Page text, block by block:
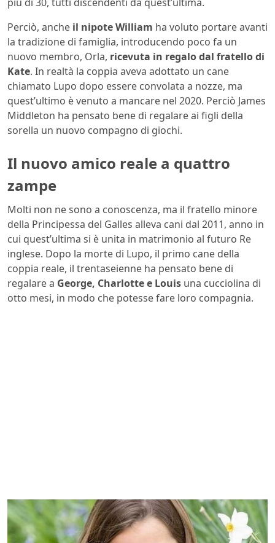
Perciò, anche il nipote William ha voluto portare avanti
la tradizione di famiglia, introducendo poco fa un
nuovo membro, Orla, ricevuta in regalo dal fratello di
Kate. In realtà la coppia aveva adottato un cane
chiamato Lupo dopo essere convolata a nozze, ma
quest’ultimo è venuto a mancare nel 2020. Perciò James
Middleton ha pensato bene di regalare ai figli della
sorella un nuovo compagno di giochi.
Il nuovo amico reale a quattro
zampe
Molti non ne sono a conoscenza, ma il fratello minore
della Principessa del Galles alleva cani dal 2011, anno in
cui quest’ultima si è unita in matrimonio al futuro Re
inglese. Dopo la morte di Lupo, il primo cane della
coppia reale, il trentaseienne ha pensato bene di
regalare a George, Charlotte e Louis una cucciolina di
otto mesi, in modo che potesse fare loro compagnia.